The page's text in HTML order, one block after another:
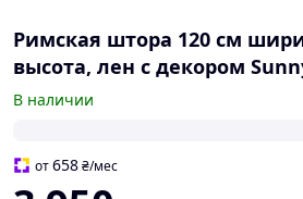
Римская штора 120 см
высота, лен с декором
В наличии
от658₴/мес